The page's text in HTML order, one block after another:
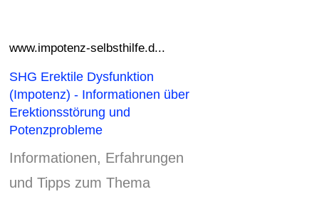
www.impotenz-selbsthilfe.d...
SHG Erektile Dysfunktion
(Impotenz) - Informationen über
Erektionsstörung und
Potenzprobleme
Informationen, Erfahrungen
und Tipps zum Thema